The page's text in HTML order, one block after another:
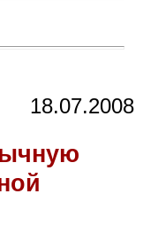
18.07.2008